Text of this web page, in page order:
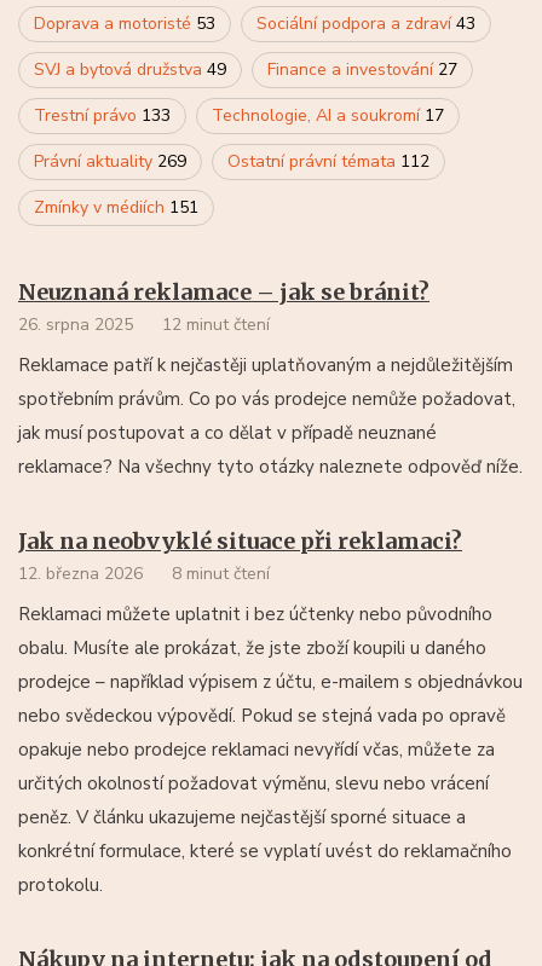
Doprava a motoristé 53 Sociální podpora a zdraví43
SVJ a bytová družstva 49 Finance a investování 27
Trestní právo 133 Technologie, AI a soukromí 17
Právní aktuality 269 Ostatní právní témata 112
Zmínky v médiích 151
Neuznaná reklamace – jak se bránit?
26. srpna 2025 12 minut čtení
Reklamace patří k nejčastěji uplatňovaným a nejdůležitějším
spotřebním právům. Co po vás prodejce nemůže požadovat,
jak musí postupovat a co dělat v případě neuznané
reklamace? Na všechny tyto otázky naleznete odpověď níže.
Jak na neobvyklé situace při reklamaci?
12. března 2026 8 minut čtení
Reklamaci můžete uplatnit i bez účtenky nebo původního
obalu. Musíte ale prokázat, že jste zboží koupili u daného
prodejce – například výpisem z účtu, e-mailem s objednávkou
nebo svědeckou výpovědí. Pokud se stejná vada po opravě
opakuje nebo prodejce reklamaci nevyřídí včas, můžete za
určitých okolností požadovat výměnu, slevu nebo vrácení
peněz. V článku ukazujeme nejčastější sporné situace a
konkrétní formulace, které se vyplatí uvést do reklamačního
protokolu.
Nákupy na internetu: jak na odstoupení od